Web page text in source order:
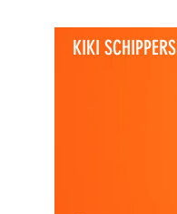
KIKI SCHIPPERS